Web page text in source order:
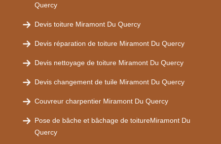
Quercy
Devis toiture Miramont Du Quercy
Devis réparation de toiture Miramont Du Quercy
Devis nettoyage de toiture Miramont Du Quercy
Devis changement de tuile Miramont Du Quercy
Couvreur charpentier Miramont Du Quercy
Pose de bâche et bâchage de toitureMiramont Du
Quercy